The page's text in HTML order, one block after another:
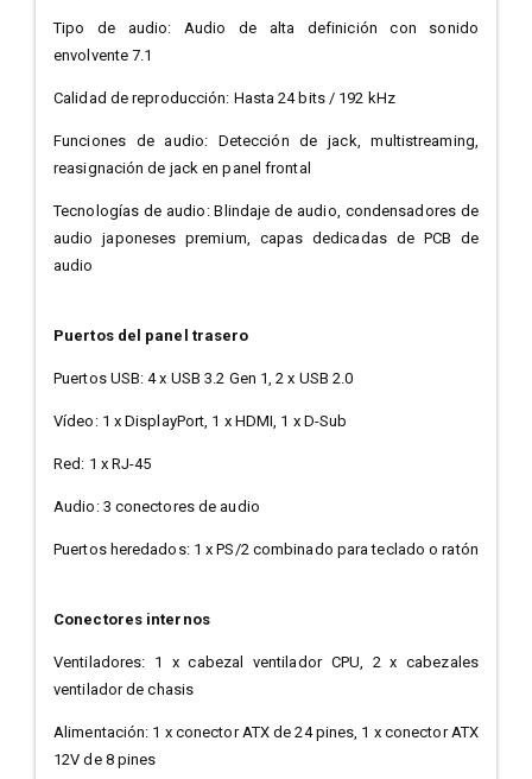
Tipo de audio: Audio de alta definición con sonido
envolvente 7.1
Calidad de reproducción: Hasta 24 bits / 192 kHz
Funciones de audio: Detección de jack, multistreaming,
reasignación de jack en panel frontal
Tecnologías de audio: Blindaje de audio, condensadores de
audio japoneses premium, capas dedicadas de PCB de
audio
Puertos del panel trasero
Puertos USB: 4 x USB 3.2 Gen 1, 2 x USB 2.0
Vídeo: 1 x DisplayPort, 1 x HDMI, 1 x D-Sub
Red: 1 x RJ-45
Audio: 3 conectores de audio
Puertos heredados: 1 x PS/2 combinado para teclado o ratón
Conectores internos
Ventiladores: 1 x cabezal ventilador CPU, 2 x cabezales
ventilador de chasis
Alimentación: 1 x conector ATX de 24 pines, 1 x conector ATX
12V de 8 pines